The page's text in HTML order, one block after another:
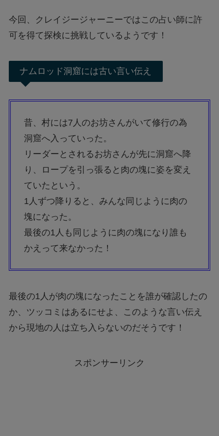
今回、クレイジージャーニーではこの占い師に許
可を得て探検に挑戦しているようです！
ナムロッド洞窟には古い言い伝え
昔、村には7人のお坊さんがいて修行の為
洞窟へ入っていった。
リーダーとされるお坊さんが先に洞窟へ降
り、ロープを引っ張ると肉の塊に姿を変え
ていたという。
1人ずつ降りると、みんな同じように肉の
塊になった。
最後の1人も同じように肉の塊になり誰も
かえって来なかった！
最後の1人が肉の塊になったことを誰が確認したの
か、ツッコミはあるにせよ、このような言い伝え
から現地の人は立ち入らないのだそうです！
スポンサーリンク